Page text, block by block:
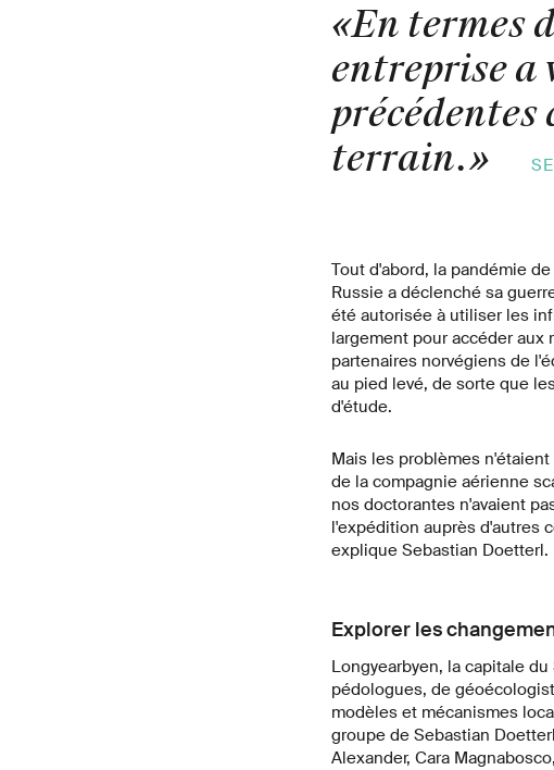
«En termes
entreprise a
terrain.»
Tout d'abord, la pandémie
Russie a déclenché sa
été autorisée à utiliser les
largement pour accéder
partenaires norvégiens de
au pied levé, de sorte que
d'étude.
Mais les problèmes
de la compagnie aérienne
nos doctorantes n'avaient
l'expédition auprès d'autres
explique Sebastian Doetterl.
Explorer les
Longyearbyen, la capitale
pédologues, de
modèles et mécanismes
groupe de Sebastian
Alexander, Cara